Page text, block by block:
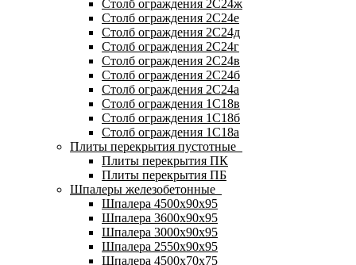
Столб ограждения 2С24ж
Столб ограждения 2С24е
Столб ограждения 2С24д
Столб ограждения 2С24г
Столб ограждения 2С24в
Столб ограждения 2С24б
Столб ограждения 2С24а
Столб ограждения 1С18в
Столб ограждения 1С18б
Столб ограждения 1С18а
Плиты перекрытия пустотные
Плиты перекрытия ПК
Плиты перекрытия ПБ
Шпалеры железобетонные
Шпалера 4500х90х95
Шпалера 3600х90х95
Шпалера 3000х90х95
Шпалера 2550х90х95
Шпалера 4500х70х75